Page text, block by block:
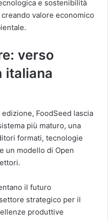
e sostenibilità
valore economico
verso
italiana
FoodSeed lascia
più maturo, una
formati, tecnologie
un modello di Open
il futuro
strategico per il
produttive